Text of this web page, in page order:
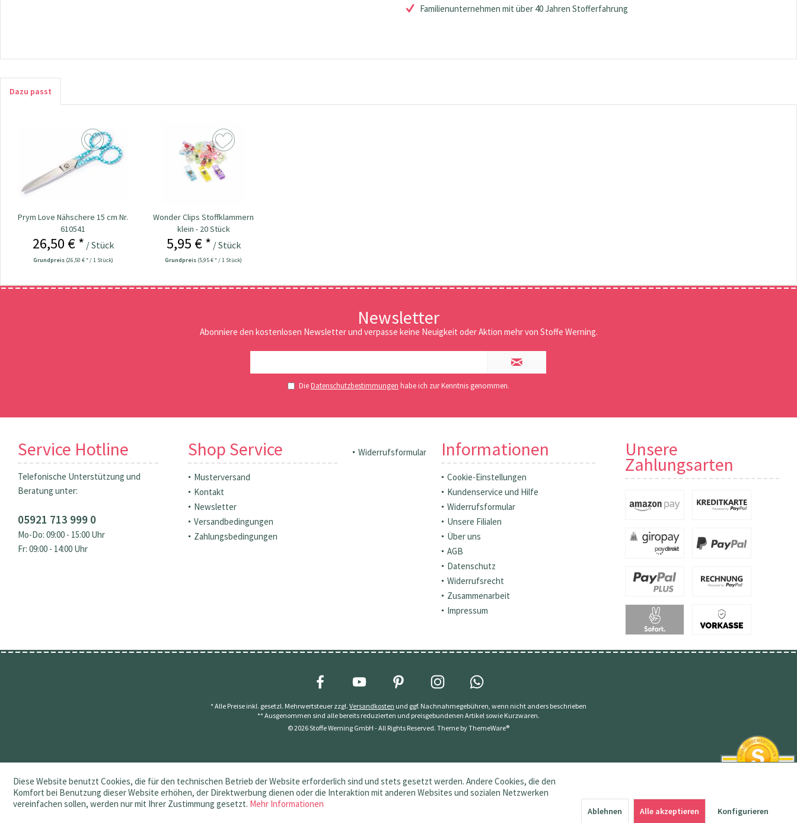
Familienunternehmen mit über 40 Jahren Stofferfahrung
Dazu passt
Prym Love Nähschere 15 cm Nr.
610541
26,50 € * / Stück
Grundpreis (26,50 € * / 1 Stück)
Wonder Clips Stoffklammern
klein - 20 Stück
5,95 € * / Stück
Grundpreis (5,95 € * / 1 Stück)
Newsletter
Abonniere den kostenlosen Newsletter und verpasse keine Neuigkeit oder Aktion mehr von Stoffe Werning.
DieDatenschutzbestimmungen habe ich zur Kenntnis genommen.
Service Hotline
Telefonische Unterstützung und
Beratung unter:
05921 713 999 0
Mo-Do: 09:00 - 15:00 Uhr
Fr: 09:00 - 14:00 Uhr
Shop Service
Musterversand
Kontakt
Newsletter
Versandbedingungen
Zahlungsbedingungen
Widerrufsformular Informationen
Cookie-Einstellungen
Kundenservice und Hilfe
Widerrufsformular
Unsere Filialen
Über uns
AGB
Datenschutz
Widerrufsrecht
Zusammenarbeit
Impressum
Unsere
Zahlungsarten
* Alle Preise inkl. gesetzl. Mehrwertsteuer zzgl. Versandkosten und ggf. Nachnahmegebühren, wenn nicht anders beschrieben
** Ausgenommen sind alle bereits reduzierten und preisgebundenen Artikel sowie Kurzwaren.
© 2026 Stoffe Werning GmbH - All Rights Reserved. Theme byThemeWare®
Diese Website benutzt Cookies, die für den technischen Betrieb der Website erforderlich sind und stets gesetzt werden. Andere Cookies, die den
Komfort bei Benutzung dieser Website erhöhen, der Direktwerbung dienen oder die Interaktion mit anderen Websites und sozialen Netzwerken
vereinfachen sollen, werden nur mit Ihrer Zustimmung gesetzt. Mehr Informationen
Ablehnen Alle akzeptieren Konfigurieren
aus 145 Bewertungen